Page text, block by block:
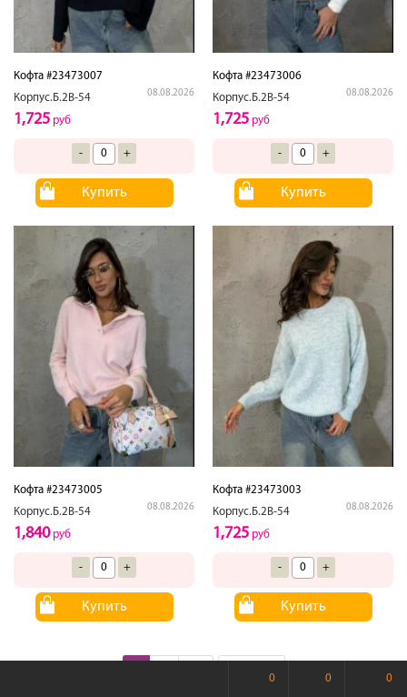
Кофта #23473007
Корпус.Б.2В-54
08.08.2026
1,725 руб
- +
Купить
Кофта #23473006
Корпус.Б.2В-54
08.08.2026
1,725 руб
- +
Купить
Кофта #23473005
Корпус.Б.2В-54
08.08.2026
1,840руб
- +
Купить
Кофта #23473003
Корпус.Б.2В-54
08.08.2026
1,725 руб
- +
Купить
0 0 0